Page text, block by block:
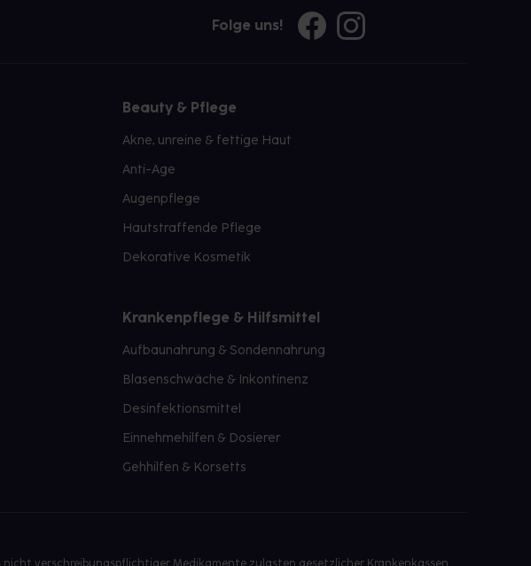
Folge uns!
Beauty & Pflege
Akne, unreine & fettige Haut
Anti-Age
Augenpflege
Hautstraffende Pflege
Dekorative Kosmetik
Krankenpflege & Hilfsmittel
Aufbaunahrung & Sondennahrung
Blasenschwäche & Inkontinenz
Desinfektionsmittel
Einnehmehilfen & Dosierer
Gehhilfen & Korsetts
nicht verschreibungspflichtiger Medikamente zulasten gesetzlicher Krankenkassen